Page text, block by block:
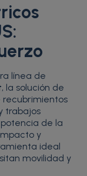
línea de
, la solución de
recubrimientos
trabajos
de la
y
ideal
movilidad y